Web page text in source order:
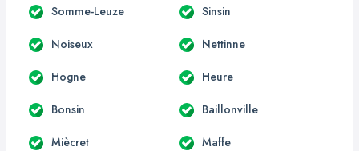
Somme-Leuze Sinsin
Noiseux Nettinne
Hogne Heure
Bonsin Baillonville
Miècret Maffe